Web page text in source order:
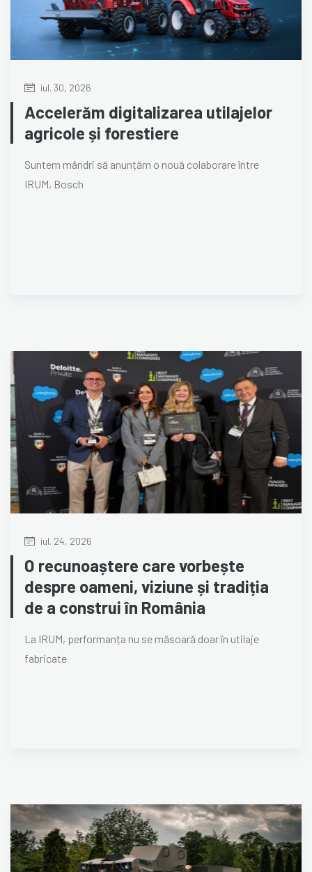
iul. 30, 2026
Accelerăm digitalizarea utilajelor
agricole și forestiere
Suntem mândri să anunțăm o nouă colaborare între
IRUM, Bosch
iul. 24, 2026
O recunoaștere care vorbește
despre oameni, viziune și tradiția
de a construi în România
La IRUM, performanța nu se măsoară doar în utilaje
fabricate